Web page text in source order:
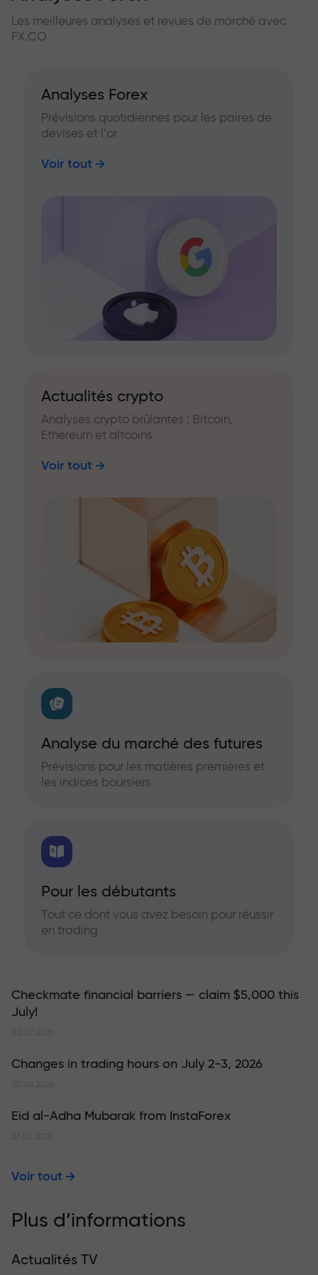
Les meilleures analyses et revues de marché avec
FX.CO
Analyses Forex
Prévisions quotidiennes pour les paires de
devises et l’or
Voir tout
Actualités crypto
Analyses crypto brûlantes : Bitcoin,
Ethereum et altcoins
Voir tout
Analyse du marché des futures
Prévisions pour les matières premières et
les indices boursiers
Pour les débutants
Tout ce dont vous avez besoin pour réussir
en trading
Checkmate financial barriers — claim $5,000 this
July!
02.07.2026
Changes in trading hours on July 2-3, 2026
30.06.2026
Eid al-Adha Mubarak from InstaForex
27.05.2026
Voir tout
Plus d’informations
Actualités TV